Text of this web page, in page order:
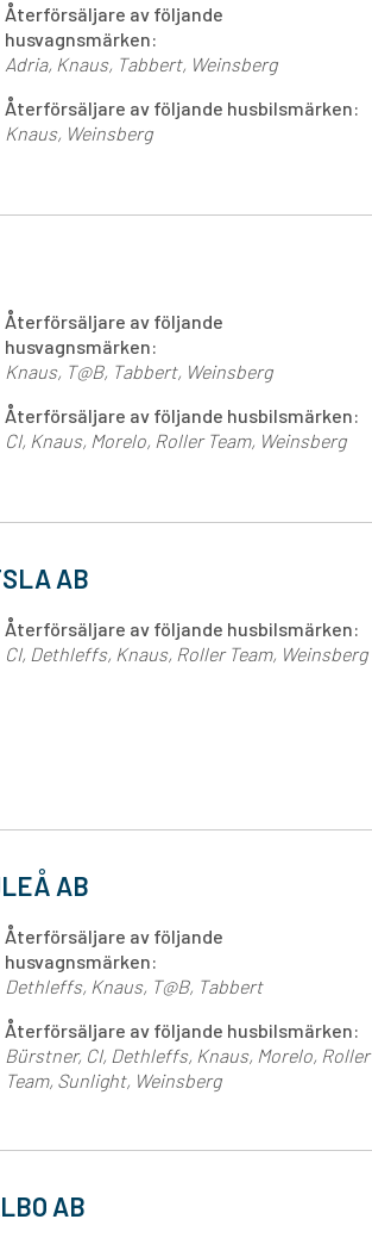
Återförsäljare av följande
husvagnsmärken:
Adria Knaus Tabbert Weinsberg
Återförsäljare av följande husbilsmärken:
Knaus Weinsberg
Återförsäljare av följande
husvagnsmärken:
Knaus T@B Tabbert Weinsberg
Återförsäljare av följande husbilsmärken:
CI Knaus Morelo Roller Team Weinsberg
AB
Återförsäljare av följande husbilsmärken:
CI Dethleffs Knaus Roller Team Weinsberg
AB
Återförsäljare av följande
husvagnsmärken:
Dethleffs Knaus T@B Tabbert
Återförsäljare av följande husbilsmärken:
Bürstner CI Dethleffs Knaus Morelo Roller
Team Sunlight Weinsberg
AB